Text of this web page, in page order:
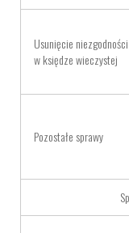
Usunięcie niezgodności
w księdze wieczystej
Pozostałe sprawy